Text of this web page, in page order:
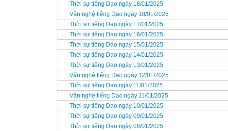
Thời sự tiếng Dao ngày 18/01/2025
Văn nghệ tiếng Dao ngày 18/01/2025
Thời sự tiếng Dao ngày 17/01/2025
Thời sự tiếng Dao ngày 16/01/2025
Thời sự tiếng Dao ngày 15/01/2025
Thời sự tiếng Dao ngày 14/01/2025
Thời sự tiếng Dao ngày 13/01/2025
Văn nghệ tiếng Dao ngày 12/01/2025
Thời sự tiếng Dao ngày 11/01/2025
Văn nghệ tiếng Dao ngày 11/01/2025
Thời sự tiếng Dao ngày 10/01/2025
Thời sự tiếng Dao ngày 09/01/2025
Thời sự tiếng Dao ngày 08/01/2025